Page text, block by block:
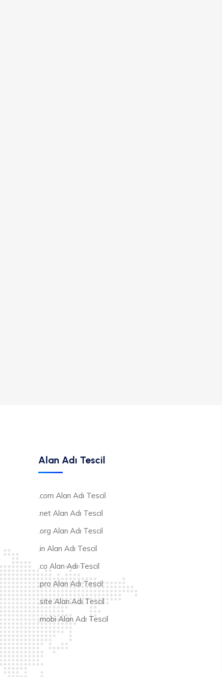
Alan Adı Tescil
.com Alan Adı Tescil
.net Alan Adı Tescil
.org Alan Adı Tescil
.in Alan Adı Tescil
.co Alan Adı Tescil
.pro Alan Adı Tescil
.site Alan Adı Tescil
.mobi Alan Adı Tescil